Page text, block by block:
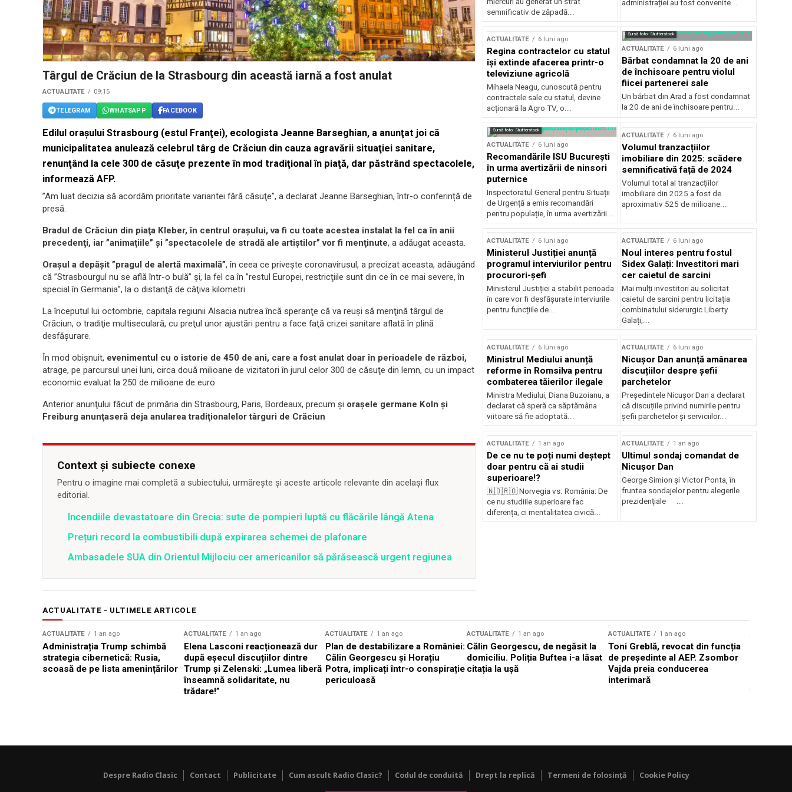
Târgul de Crăciun de la Strasbourg din această iarnă a fost anulat
ACTUALITATE 09:15
TELEGRAM WHATSAPP FACEBOOK
Edilul oraşului Strasbourg (estul Franţei), ecologista Jeanne Barseghian, a anunţat joi că
municipalitatea anulează celebrul târg de Crăciun din cauza agravării situaţiei sanitare,
renunţând la cele 300 de căsuţe prezente în mod tradiţional în piaţă, dar păstrând spectacolele,
informează AFP.
”Am luat decizia să acordăm prioritate variantei fără căsuţe”, a declarat Jeanne Barseghian, într-o conferință de
presă.
Bradul de Crăciun din piaţa Kleber, în centrul oraşului, va fi cu toate acestea instalat la fel ca în anii
precedenţi, iar ”animaţiile” şi ”spectacolele de stradă ale artiştilor” vor fi menţinute, a adăugat aceasta.
Oraşul a depăşit ”pragul de alertă maximală”, în ceea ce priveşte coronavirusul, a precizat aceasta, adăugând
că ”Strasbourgul nu se află într-o bulă” şi, la fel ca în ”restul Europei, restricţiile sunt din ce în ce mai severe, în
special în Germania”, la o distanţă de câţiva kilometri.
La începutul lui octombrie, capitala regiunii Alsacia nutrea încă speranţe că va reuşi să menţină târgul de
Crăciun, o tradiţie multiseculară, cu preţul unor ajustări pentru a face faţă crizei sanitare aflată în plină
desfăşurare.
În mod obişnuit, evenimentul cu o istorie de 450 de ani, care a fost anulat doar în perioadele de război,
atrage, pe parcursul unei luni, circa două milioane de vizitatori în jurul celor 300 de căsuţe din lemn, cu un impact
economic evaluat la 250 de milioane de euro.
Anterior anunţului făcut de primăria din Strasbourg, Paris, Bordeaux, precum şi oraşele germane Koln şi
Freiburg anunţaseră deja anularea tradiţionalelor târguri de Crăciun
Context și subiecte conexe
Pentru o imagine mai completă a subiectului, urmărește și aceste articole relevante din același flux
editorial.
Incendiile devastatoare din Grecia: sute de pompieri luptă cu flăcările lângă Atena
Prețuri record la combustibili după expirarea schemei de plafonare
Ambasadele SUA din Orientul Mijlociu cer americanilor să părăsească urgent regiunea
semnificativ de zăpadă...
administrației au fost convenite...
ACTUALITATE 6 luni ago
Regina contractelor cu statul
își extinde afacerea printr-o
televiziune agricolă
Mihaela Neagu, cunoscută pentru
contractele sale cu statul, devine
acționară la Agro TV, o...
Sursă foto: Shutterstock
ACTUALITATE 6 luni ago
Bărbat condamnat la 20 de ani
de închisoare pentru violul
fiicei partenerei sale
Un bărbat din Arad a fost condamnat
la 20 de ani de închisoare pentru...
Sursă foto: Shutterstock
ACTUALITATE 6 luni ago
Recomandările ISU București
în urma avertizării de ninsori
puternice
Inspectoratul General pentru Situații
de Urgență a emis recomandări
pentru populație, în urma avertizării...
ACTUALITATE 6 luni ago
Volumul tranzacțiilor
imobiliare din 2025: scădere
semnificativă față de 2024
Volumul total al tranzacțiilor
imobiliare din 2025 a fost de
aproximativ 525 de milioane...
ACTUALITATE 6 luni ago
Ministerul Justiției anunță
programul interviurilor pentru
procurori-șefi
Ministerul Justiției a stabilit perioada
în care vor fi desfășurate interviurile
pentru funcțiile de...
ACTUALITATE 6 luni ago
Noul interes pentru fostul
Sidex Galați: Investitori mari
cer caietul de sarcini
Mai mulți investitori au solicitat
caietul de sarcini pentru licitația
combinatului siderurgic Liberty
Galați,...
ACTUALITATE 6 luni ago
Ministrul Mediului anunță
reforme în Romsilva pentru
combaterea tăierilor ilegale
Ministra Mediului, Diana Buzoianu, a
declarat că speră ca săptămâna
viitoare să fie adoptată...
ACTUALITATE 6 luni ago
Nicușor Dan anunță amânarea
discuțiilor despre șefii
parchetelor
Președintele Nicușor Dan a declarat
că discuțiile privind numirile pentru
șefii parchetelor și serviciilor...
ACTUALITATE 1 an ago
De ce nu te poți numi deștept
doar pentru că ai studii
superioare!?
🇳🇴🇷🇴 Norvegia vs. România: De
ce nu studiile superioare fac
diferența, ci mentalitatea civică...
ACTUALITATE 1 an ago
Ultimul sondaj comandat de
Nicușor Dan
George Simion și Victor Ponta, în
fruntea sondajelor pentru alegerile
prezidențiale ...
ACTUALITATE - ULTIMELE ARTICOLE
ACTUALITATE 1 an ago
Administrația Trump schimbă
strategia cibernetică: Rusia,
scoasă de pe lista amenințărilor
ACTUALITATE 1 an ago
Elena Lasconi reacționează dur
după eșecul discuțiilor dintre
Trump și Zelenski: „Lumea liberă
înseamnă solidaritate, nu
trădare!”
ACTUALITATE 1 an ago
Plan de destabilizare a României:
Călin Georgescu și Horațiu
Potra, implicați într-o conspirație
periculoasă
ACTUALITATE 1 an ago
Călin Georgescu, de negăsit la
domiciliu. Poliția Buftea i-a lăsat
citația la ușă
ACTUALITATE 1 an ago
Toni Greblă, revocat din funcția
de președinte al AEP. Zsombor
Vajda preia conducerea
interimară
Despre Radio Clasic Contact Publicitate Cum ascult Radio Clasic? Codul de conduită Drept la replică Termeni de folosință Cookie Policy